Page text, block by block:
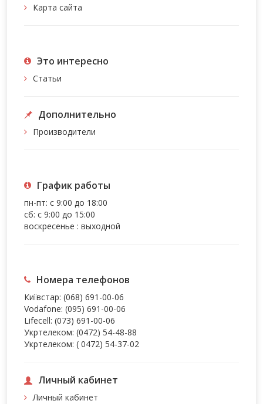
Карта сайта
Это интересно
Статьи
Дополнительно
Производители
График работы
пн-пт: с 9:00 до 18:00
сб: с 9:00 до 15:00
воскресенье : выходной
Номера телефонов
Київстар: (068) 691-00-06
Vodafone: (095) 691-00-06
Lifecell: (073) 691-00-06
Укртелеком: (0472) 54-48-88
Укртелеком: ( 0472) 54-37-02
Личный кабинет
Личный кабинет